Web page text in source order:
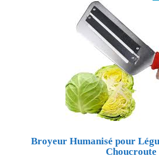
Broyeur Humanisé pour
Choucroute